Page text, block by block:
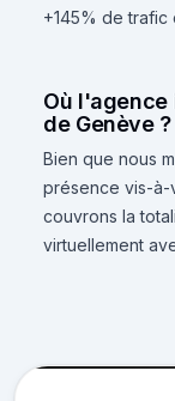
+145% de trafic
Où
de Genève ?
Bien que nous
présence vis-à-
couvrons la
virtuellement